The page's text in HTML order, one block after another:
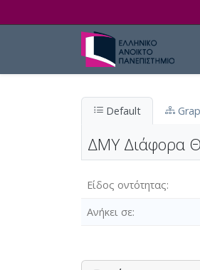
Default
ΔΜΥ Διάφορα
Είδος οντότητας
Ανήκει σε